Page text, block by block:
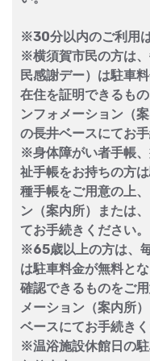
※30分以内のご利用
※横須賀市民の方は
民感謝デー）は駐車
在住を証明できるも
ンフォメーション（
の長井ベースにてお手
※身体障がい者手帳
祉手帳をお持ちの方
種手帳をご用意の上
ン（案内所）または
てお手続きください。
※65歳以上の方は、
は駐車料金が無料と
確認できるものをご
メーション（案内所
ベースにてお手続きく
※温浴施設休館日の